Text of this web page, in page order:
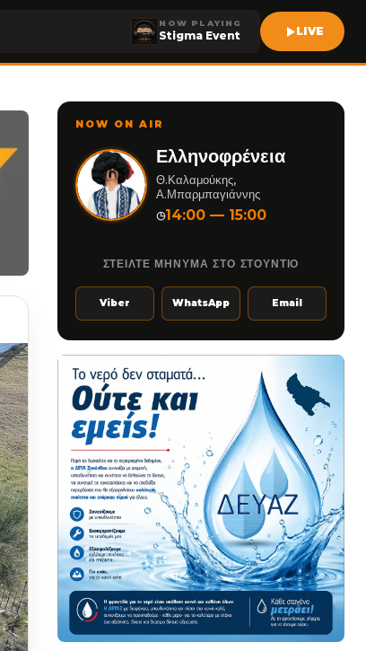
NOW PLAYING
Stigma Event LIVE
NOW ON AIR
Ελληνοφρένεια
Θ.Καλαμούκης,
Α.Μπαρμπαγιάννης
◷14:00 — 15:00
ΣΤΕΙΛΤΕ ΜΗΝΥΜΑ ΣΤΟ ΣΤΟΥΝΤΙΟ
Viber WhatsApp Email